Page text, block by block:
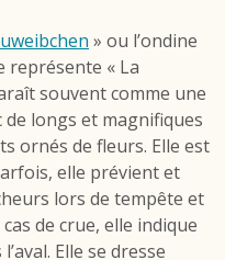
» ou l’ondine
représente « La
souvent comme une
longs et magnifiques
ornés de fleurs. Elle est
elle prévient et
lors de tempête et
de crue, elle indique
Elle se dresse